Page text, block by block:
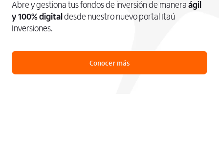
Abre y gestiona tus fondos de inversión de manera ágil
y 100% digitaldesde nuestro nuevo portal Itaú
Inversiones.
Conocer más